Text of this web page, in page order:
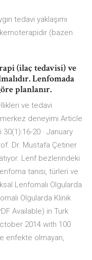
tedavi yaklaşımı
(bazen
(ilaç tedavisi) ve
Lenfomada
planlanır.
ve tedavi
merkez deneyimi Article
20 · January
Dr. Mustafa Çetiner
Lenf bezlerindeki
tanısı, türleri ve
Lenfomalı Olgularda
Olgularda Klinik
Available) in Turk
2014 with 100
enfekte olmayan,